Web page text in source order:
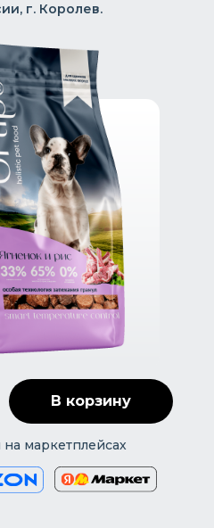
г. Королев.
маркетплейсах
В корзину